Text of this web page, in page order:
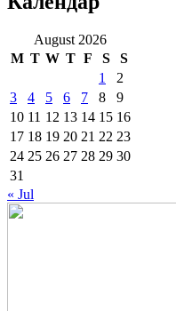
August 2026
M T W T F S
S
1
2
3
4 5 6 7 8
9
10 11 12 13 14 15 16
17 18 19 20 21 22 23
24 25 26 27 28 29 30
31
« Jul